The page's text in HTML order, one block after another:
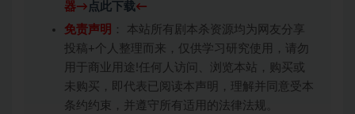
器→ 点此下载←
免责声明 ： 本站所有剧本杀资源均为网友分享
投稿+个人整理而来，仅供学习研究使用，请勿
用于商业用途!任何人访问、浏览本站，购买或
未购买，即代表已阅读本声明，理解并同意受本
条约约束，并遵守所有适用的法律法规。